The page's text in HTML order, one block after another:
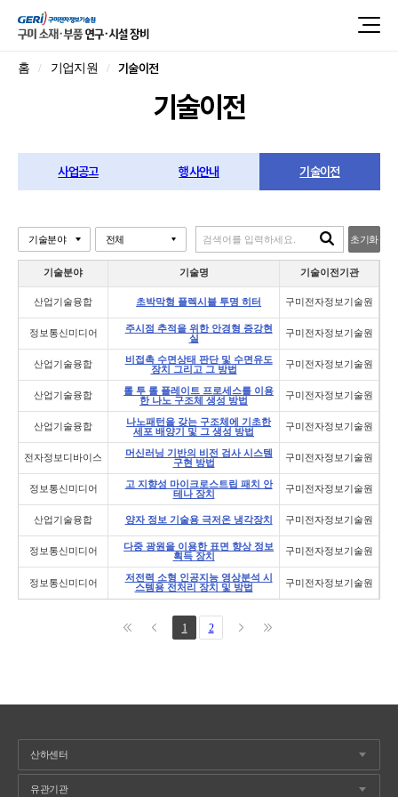
홈 기업지원 기술이전
기술이전
사업공고 행사안내 기술이전
초기화
기술분야 기술명 기술이전기관
산업기술융합 초박막형 플렉시블 투명 히터 구미전자정보기술원
정보통신미디어
주시점 추적을 위한 안경형 증강현
실
구미전자정보기술원
산업기술융합
비접촉 수면상태 판단 및 수면유도
장치 그리고 그 방법
구미전자정보기술원
산업기술융합
롤 투 롤 플레이트 프로세스를 이용
한 나노 구조체 생성 방법
구미전자정보기술원
산업기술융합
나노패턴을 갖는 구조체에 기초한
세포 배양기 및 그 생성 방법
구미전자정보기술원
전자정보디바이스
머신러닝 기반의 비전 검사 시스템
구현 방법
구미전자정보기술원
정보통신미디어
고 지향성 마이크로스트립 패치 안
테나 장치
구미전자정보기술원
산업기술융합 양자 정보 기술용 극저온 냉각장치 구미전자정보기술원
정보통신미디어
다중 광원을 이용한 표면 향상 정보
획득 장치
구미전자정보기술원
정보통신미디어
저전력 소형 인공지능 영상분석 시
스템용 전처리 장치 및 방법
구미전자정보기술원
1 2